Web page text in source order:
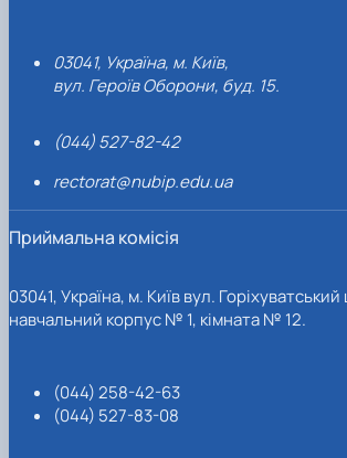
03041, Україна, м. Київ,
вул. Героїв Оборони, буд. 15.
(044) 527-82-42
rectorat@nubip.edu.ua
Приймальна комісія
03041, Україна, м. Київ вул.
навчальний корпус № 1, кімната № 12.
(044) 258-42-63
(044) 527-83-08